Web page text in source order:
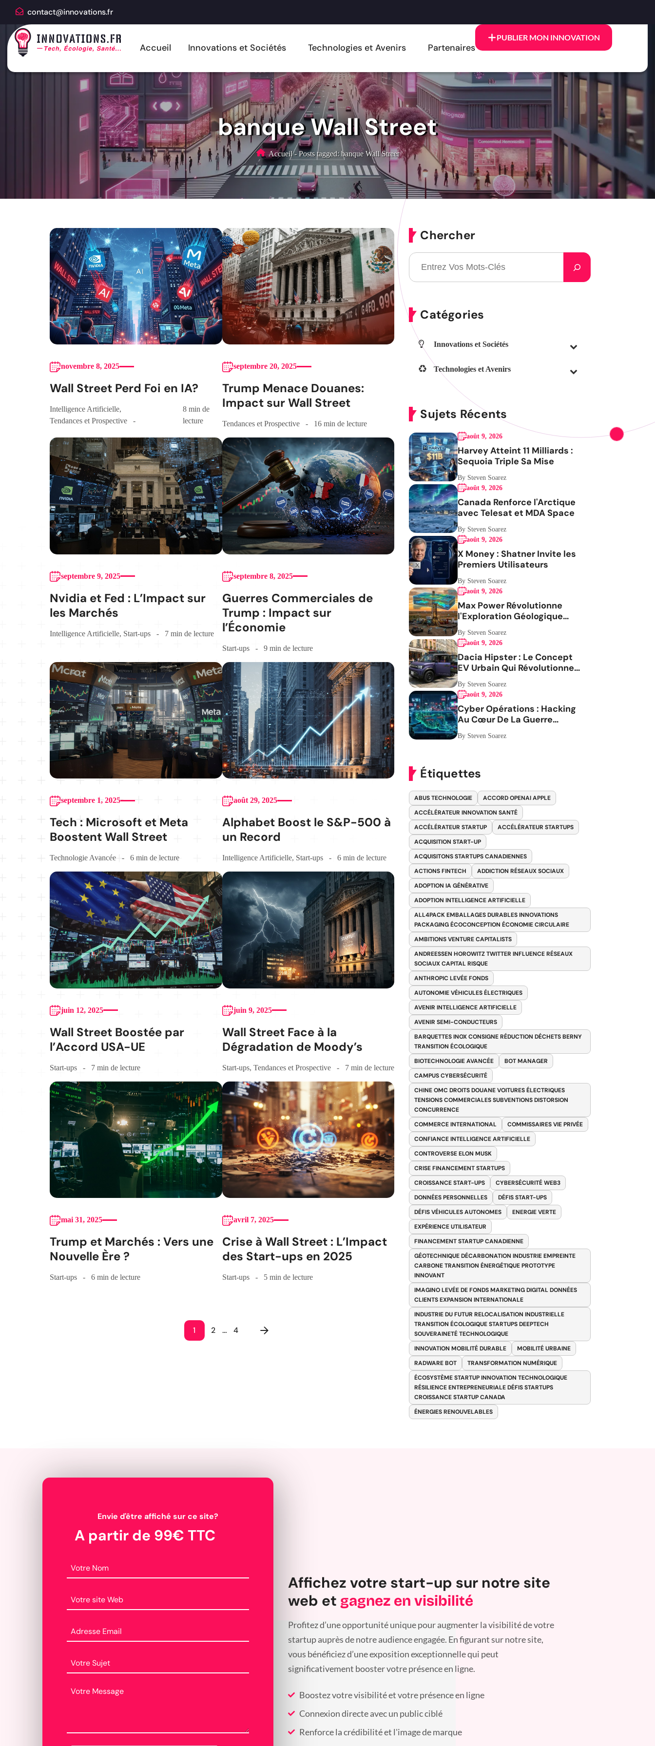
contact@innovations.fr
Accueil Innovations et Sociétés Technologies et Avenirs Partenaires
PUBLIER MON INNOVATION
banque Wall Street
Accueil - Posts tagged: banque Wall Street
novembre 8, 2025
Wall Street Perd Foi en IA?
Intelligence Artificielle,
Tendances et Prospective
8 min de
lecture
septembre 20, 2025
Trump Menace Douanes:
Impact sur Wall Street
Tendances et Prospective 16 min de lecture
septembre 9, 2025
Nvidia et Fed : L’Impact sur
les Marchés
Intelligence Artificielle, Start-ups 7 min de lecture
septembre 8, 2025
Guerres Commerciales de
Trump : Impact sur
l’Économie
Start-ups 9 min de lecture
septembre 1, 2025
Tech : Microsoft et Meta
Boostent Wall Street
Technologie Avancée 6 min de lecture
août 29, 2025
Alphabet Boost le S&P-500 à
un Record
Intelligence Artificielle, Start-ups 6 min de lecture
juin 12, 2025
Wall Street Boostée par
l’Accord USA-UE
Start-ups 7 min de lecture
juin 9, 2025
Wall Street Face à la
Dégradation de Moody’s
Start-ups, Tendances et Prospective 7 min de lecture
mai 31, 2025
Trump et Marchés : Vers une
Nouvelle Ère ?
Start-ups 6 min de lecture
avril 7, 2025
Crise à Wall Street : L’Impact
des Start-ups en 2025
Start-ups 5 min de lecture
1 2 … 4
Chercher
Catégories
Innovations et Sociétés
Technologies et Avenirs
Sujets Récents
août 9, 2026
Harvey Atteint 11 Milliards :
Sequoia Triple Sa Mise
By Steven Soarez
août 9, 2026
Canada Renforce l'Arctique
avec Telesat et MDA Space
By Steven Soarez
août 9, 2026
X Money : Shatner Invite les
Premiers Utilisateurs
By Steven Soarez
août 9, 2026
Max Power Révolutionne
l'Exploration Géologique
avec l'IA
By Steven Soarez
août 9, 2026
Dacia Hipster : Le Concept
EV Urbain Qui Révolutionne
la Mobilité
By Steven Soarez
août 9, 2026
Cyber Opérations : Hacking
Au Cœur De La Guerre
Contre L Iran
By Steven Soarez
Étiquettes
ABUS TECHNOLOGIE
ACCORD OPENAI APPLE
ACCÉLÉRATEUR INNOVATION SANTÉ
ACCÉLÉRATEUR STARTUP
ACCÉLÉRATEUR STARTUPS
ACQUISITION START-UP
ACQUISITONS STARTUPS CANADIENNES
ACTIONS FINTECH
ADDICTION RÉSEAUX SOCIAUX
ADOPTION IA GÉNÉRATIVE
ADOPTION INTELLIGENCE ARTIFICIELLE
ALL4PACK EMBALLAGES DURABLES INNOVATIONS
PACKAGING ÉCOCONCEPTION ÉCONOMIE CIRCULAIRE
AMBITIONS VENTURE CAPITALISTS
ANDREESSEN HOROWITZ TWITTER INFLUENCE RÉSEAUX
SOCIAUX CAPITAL RISQUE
ANTHROPIC LEVÉE FONDS
AUTONOMIE VÉHICULES ÉLECTRIQUES
AVENIR INTELLIGENCE ARTIFICIELLE
AVENIR SEMI-CONDUCTEURS
BARQUETTES INOX CONSIGNE RÉDUCTION DÉCHETS BERNY
TRANSITION ÉCOLOGIQUE
BIOTECHNOLOGIE AVANCÉE
BOT MANAGER
CAMPUS CYBERSÉCURITÉ
CHINE OMC DROITS DOUANE VOITURES ÉLECTRIQUES
TENSIONS COMMERCIALES SUBVENTIONS DISTORSION
CONCURRENCE
COMMERCE INTERNATIONAL
COMMISSAIRES VIE PRIVÉE
CONFIANCE INTELLIGENCE ARTIFICIELLE
CONTROVERSE ELON MUSK
CRISE FINANCEMENT STARTUPS
CROISSANCE START-UPS
CYBERSÉCURITÉ WEB3
DONNÉES PERSONNELLES
DÉFIS START-UPS
DÉFIS VÉHICULES AUTONOMES
ENERGIE VERTE
EXPÉRIENCE UTILISATEUR
FINANCEMENT STARTUP CANADIENNE
GÉOTECHNIQUE DÉCARBONATION INDUSTRIE EMPREINTE
CARBONE TRANSITION ÉNERGÉTIQUE PROTOTYPE
INNOVANT
IMAGINO LEVÉE DE FONDS MARKETING DIGITAL DONNÉES
CLIENTS EXPANSION INTERNATIONALE
INDUSTRIE DU FUTUR RELOCALISATION INDUSTRIELLE
TRANSITION ÉCOLOGIQUE STARTUPS DEEPTECH
SOUVERAINETÉ TECHNOLOGIQUE
INNOVATION MOBILITÉ DURABLE
MOBILITÉ URBAINE
RADWARE BOT
TRANSFORMATION NUMÉRIQUE
ÉCOSYSTÈME STARTUP INNOVATION TECHNOLOGIQUE
RÉSILIENCE ENTREPRENEURIALE DÉFIS STARTUPS
CROISSANCE STARTUP CANADA
ÉNERGIES RENOUVELABLES
Envie d'être affiché sur ce site?
A partir de 99€ TTC
Affichez votre start-up sur notre site
web et gagnez en visibilité
Profitez d’une opportunité unique pour augmenter la visibilité de votre
startup auprès de notre audience engagée. En figurant sur notre site,
vous bénéficiez d’une exposition exceptionnelle qui peut
significativement booster votre présence en ligne.
Boostez votre visibilité et votre présence en ligne
Connexion directe avec un public ciblé
Renforce la crédibilité et l'image de marque